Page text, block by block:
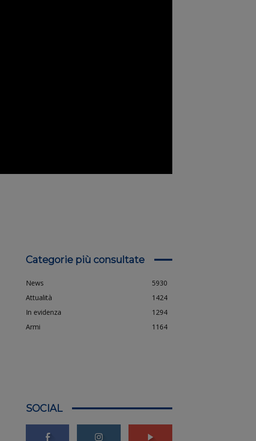
Categorie più consultate
News
5930
Attualità
1424
In evidenza
1294
Armi
1164
SOCIAL